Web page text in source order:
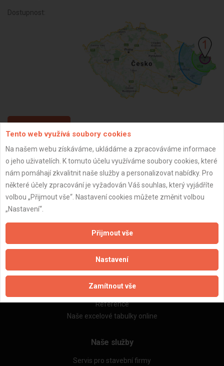
Dostupnost:
ZPĚT
Aktualizováno z portálu ARES dne 06.03.2025 16:28:50
Naše firmy a řemeslníci
Zpracování a ochrana osobních údajů
Reference
Naše excelové tabulky online
Naše služby
Servis pro stavební firmy
Tento web využívá soubory cookies
Na našem webu získáváme, ukládáme a zpracováváme informace
o jeho uživatelích. K tomuto účelu využíváme soubory cookies, které
nám pomáhají zkvalitnit naše služby a personalizovat nabídky. Pro
některé účely zpracování je vyžadován Váš souhlas, který vyjádříte
volbou „Přijmout vše“. Nastavení cookies můžete změnit volbou
„Nastavení“.
Přijmout vše
Nastavení
Zamítnout vše